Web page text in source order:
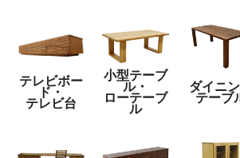
テレビボー
ド・
テレビ台
小型テーブ
ル・
ローテーブ
ル
ダイニ
テーブ